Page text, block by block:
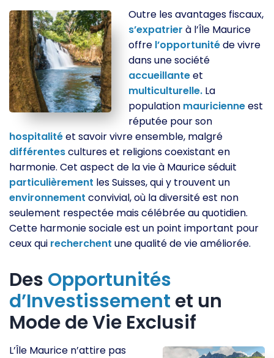
Outre les avantages fiscaux,
s’expatrier à l’Île Maurice
offre l’opportunitéde vivre
dans une société
accueillanteet
multiculturelle. La
population mauricienneest
réputée pour son
hospitalitéet savoir vivre ensemble, malgré
différentescultures et religions coexistant en
harmonie. Cet aspect de la vie à Maurice séduit
particulièrement les Suisses, qui y trouvent un
environnement convivial, où la diversité est non
seulement respectée mais célébrée au quotidien.
Cette harmonie sociale est un point important pour
ceux qui recherchent une qualité de vie améliorée.
Des Opportunités
d’Investissement et un
Mode de Vie Exclusif
L’Île Maurice n’attire pas